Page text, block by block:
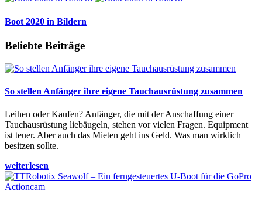
Boot 2020 in Bildern
Beliebte Beiträge
So stellen Anfänger ihre eigene Tauchausrüstung zusammen
Leihen oder Kaufen? Anfänger, die mit der Anschaffung einer
Tauchausrüstung liebäugeln, stehen vor vielen Fragen. Equipment
ist teuer. Aber auch das Mieten geht ins Geld. Was man wirklich
besitzen sollte.
weiterlesen